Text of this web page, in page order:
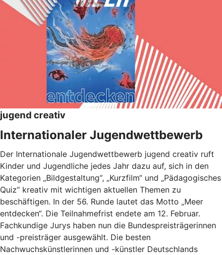
jugend creativ
Internationaler Jugendwettbewerb
Der Internationale Jugendwettbewerb jugend creativ ruft
Kinder und Jugendliche jedes Jahr dazu auf, sich in den
Kategorien „Bildgestaltung“, „Kurzfilm“ und „Pädagogisches
Quiz“ kreativ mit wichtigen aktuellen Themen zu
beschäftigen. In der 56. Runde lautet das Motto „Meer
entdecken“. Die Teilnahmefrist endete am 12. Februar.
Fachkundige Jurys haben nun die Bundespreisträgerinnen
und -preisträger ausgewählt. Die besten
Nachwuchskünstlerinnen und -künstler Deutschlands